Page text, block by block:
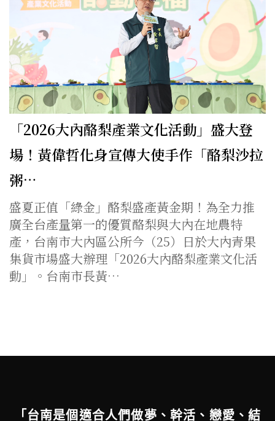
「2026大內酪梨產業文化活動」盛大登
場！黃偉哲化身宣傳大使手作「酪梨沙拉
粥…
盛夏正值「綠金」酪梨盛產黃金期！為全力推
廣全台產量第一的優質酪梨與大內在地農特
產，台南市大內區公所今（25）日於大內青果
集貨市場盛大辦理「2026大內酪梨產業文化活
動」。台南市長黃…
「台南是個適合人們做夢、幹活、戀愛、結